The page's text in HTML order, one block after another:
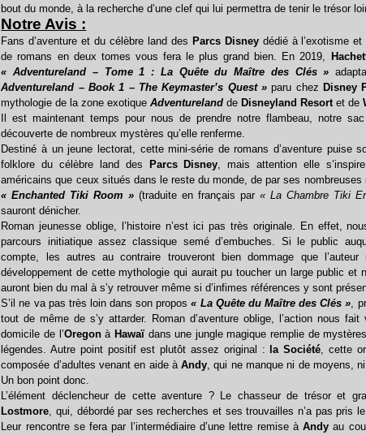
bout du monde, à la recherche d’une clef qui lui permettra de tenir le trésor
Notre Avis :
Fans d’aventure et du célèbre land des Parcs Disneydédié à l’exotisme et
de romans en deux tomes vous fera le plus grand bien. En 2019,
« Adventureland – Tome 1 : La Quête du Maître des Clés »
Adventureland – Book 1 – The Keymaster’s Quest » paru chez Disney
mythologie de la zone exotiqueAdventureland de Disneyland Resortet de
Il est maintenant temps pour nous de prendre notre flambeau, notre
découverte de nombreux mystères qu’elle renferme.
Destiné à un jeune lectorat, cette mini-série de romans d’aventure puise
folklore du célèbre land des
Parcs Disney, mais attention elle
américains que ceux situés dans le reste du monde, de par ses
« Enchanted Tiki Room » (traduite en français par« La Chambre Tiki
sauront dénicher.
Roman jeunesse oblige, l’histoire n’est ici pas très originale. En effet,
parcours initiatique assez classique semé d’embuches. Si le public
compte, les autres au contraire trouveront bien dommage que
développement de cette mythologie qui aurait pu toucher un large public et
auront bien du mal à s’y retrouver même si d’infimes références y sont
S’il ne va pas très loin dans son propos« La Quête du Maître des Clés »,
tout de même de s’y attarder. Roman d’aventure oblige, l’action nous
domicile de l’Oregonà Hawaïdans une jungle magique remplie de
légendes. Autre point positif est plutôt assez original :
la Société, cette
composée d’adultes venant en aide àAndy, qui ne manque ni de moyens,
Un bon point donc.
L’élément déclencheur de cette aventure ? Le chasseur de trésor et
Lostmore, qui, débordé par ses recherches et ses trouvailles n’a pas pris
Leur rencontre se fera par l’intermédiaire d’une lettre remise àAndy au